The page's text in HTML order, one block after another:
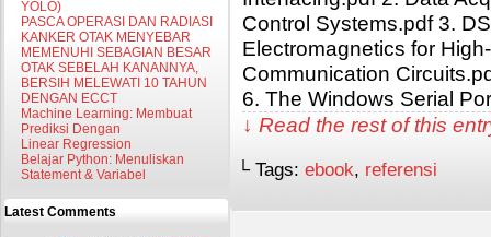
YOLO)
PASCA OPERASI DAN RADIASI
KANKER OTAK MENYEBAR
MEMENUHI SEBAGIAN BESAR
OTAK SEBELAH KANANNYA,
BERSIH MELEWATI 10 TAHUN
DENGAN ECCT
Machine Learning: Membuat
Prediksi Dengan
Linear Regression
Belajar Python: Menuliskan
Statement & Variabel
Latest Comments
Control Systems.pdf 3.
Electromagnetics for
Communication
6. The Windows Serial
↓ Read the rest of this
└ Tags: ebook, referensi